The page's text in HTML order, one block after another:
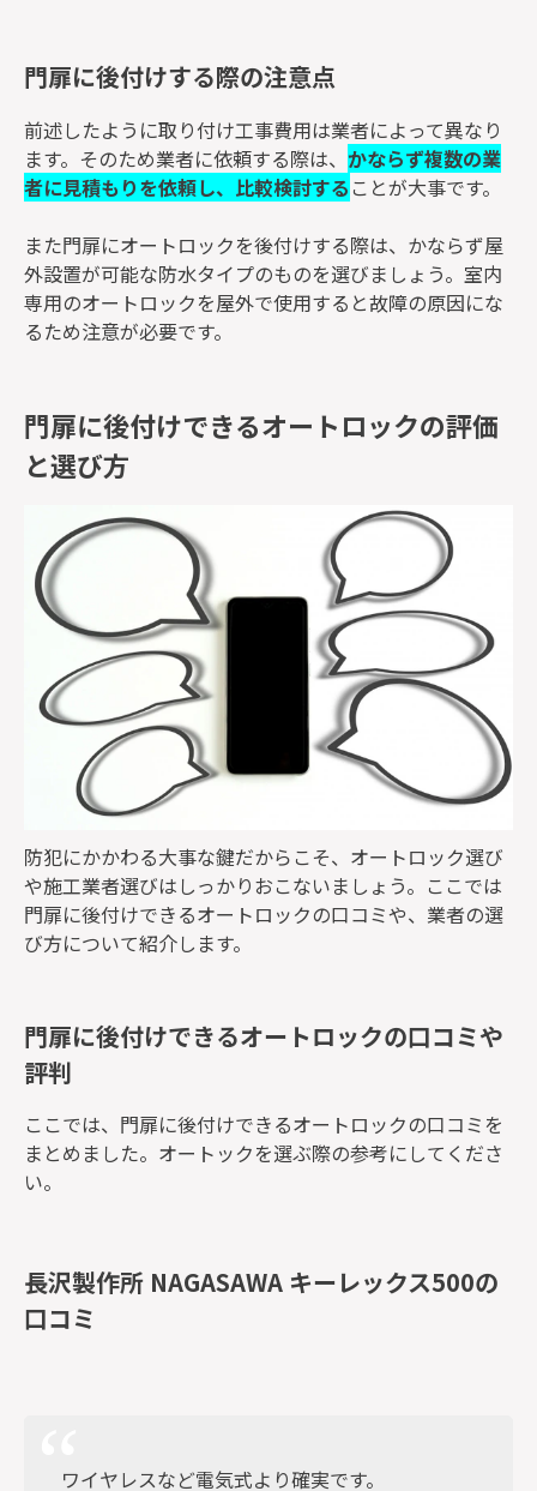
門扉に後付けする際の注意点
前述したように取り付け工事費用は業者によって異なり
ます。そのため業者に依頼する際は、 かならず複数の業
者に見積もりを依頼し、比較検討する ことが大事です。
また門扉にオートロックを後付けする際は、かならず屋
外設置が可能な防水タイプのものを選びましょう。室内
専用のオートロックを屋外で使用すると故障の原因にな
るため注意が必要です。
門扉に後付けできるオートロックの評価
と選び方
防犯にかかわる大事な鍵だからこそ、オートロック選び
や施工業者選びはしっかりおこないましょう。ここでは
門扉に後付けできるオートロックの口コミや、業者の選
び方について紹介します。
門扉に後付けできるオートロックの口コミや
評判
ここでは、門扉に後付けできるオートロックの口コミを
まとめました。オートックを選ぶ際の参考にしてくださ
い。
長沢製作所 NAGASAWA キーレックス500の
口コミ
ワイヤレスなど電気式より確実です。